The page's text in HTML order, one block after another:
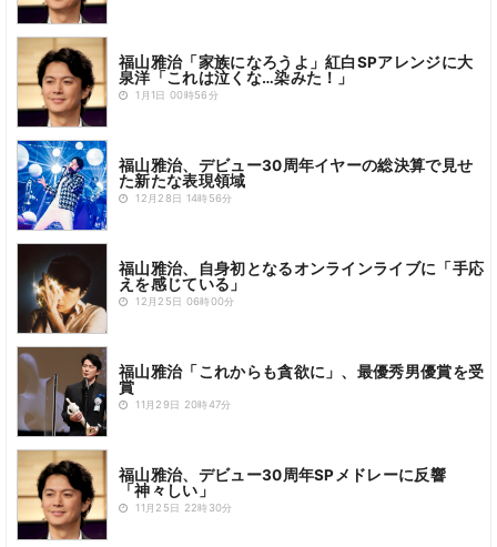
福山雅治「家族になろうよ」紅白SPアレンジに大
泉洋「これは泣くな…染みた！」
1月1日 00時56分
福山雅治、デビュー30周年イヤーの総決算で見せ
た新たな表現領域
12月28日 14時56分
福山雅治、自身初となるオンラインライブに「手応
えを感じている」
12月25日 06時00分
福山雅治「これからも貪欲に」、最優秀男優賞を受
賞
11月29日 20時47分
福山雅治、デビュー30周年SPメドレーに反響
「神々しい」
11月25日 22時30分